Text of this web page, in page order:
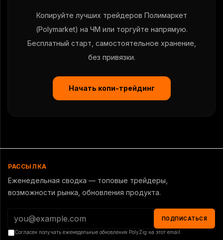
Копируйте лучших трейдеров Полимаркет
(Polymarket) на ЧМ или торгуйте напрямую.
Бесплатный старт, самостоятельное хранение,
без привязки.
Начать копи-трейдинг
РАССЫЛКА
Еженедельная сводка — топовые трейдеры,
возможности рынка, обновления продукта.
ПОДПИСАТЬСЯ
Согласен получать еженедельные обновления PolyZig на этот email.